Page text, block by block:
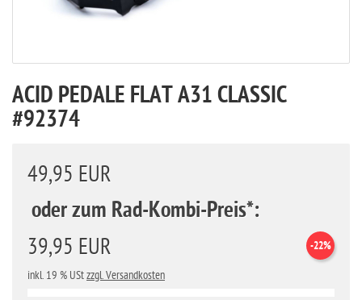
ACID PEDALE FLAT A31 CLASSIC
#92374
49,95 EUR
oder zum Rad-Kombi-Preis*:
39,95 EUR -22%
inkl. 19 % UStzzgl. Versandkosten